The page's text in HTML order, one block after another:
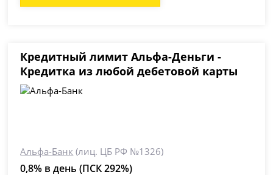
Кредитный лимит Альфа-Деньги -
Кредитка из любой дебетовой карты
Альфа-Банк (лиц. ЦБ РФ №1326)
0,8% в день (ПСК 292%)